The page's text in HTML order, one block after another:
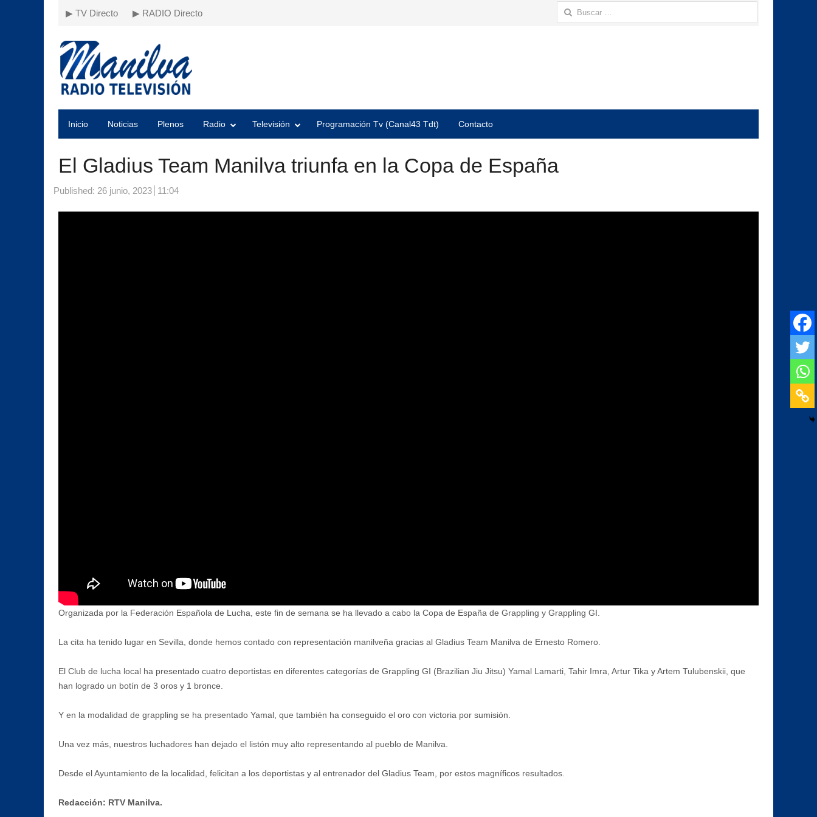
▶ TV Directo ▶ RADIO Directo Buscar:
Inicio Noticias Plenos Radio Televisión Programación Tv (Canal43 Tdt) Contacto
El Gladius Team Manilva triunfa en la Copa de España
Published: 26 junio, 2023 11:04
Organizada por la Federación Española de Lucha, este fin de semana se ha llevado a cabo la Copa de España de Grappling y Grappling GI.
La cita ha tenido lugar en Sevilla, donde hemos contado con representación manilveña gracias al Gladius Team Manilva de Ernesto Romero.
El Club de lucha local ha presentado cuatro deportistas en diferentes categorías de Grappling GI (Brazilian Jiu Jitsu) Yamal Lamarti, Tahir Imra, Artur Tika y Artem Tulubenskii, que
han logrado un botín de 3 oros y 1 bronce.
Y en la modalidad de grappling se ha presentado Yamal, que también ha conseguido el oro con victoria por sumisión.
Una vez más, nuestros luchadores han dejado el listón muy alto representando al pueblo de Manilva.
Desde el Ayuntamiento de la localidad, felicitan a los deportistas y al entrenador del Gladius Team, por estos magníficos resultados.
Redacción: RTV Manilva.